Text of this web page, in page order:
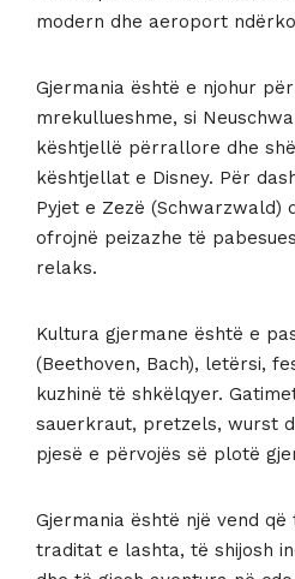
modern dhe aeroport
Gjermania është e njohur
mrekullueshme, si
kështjellë përrallore dhe
kështjellat e Disney. Për
Pyjet e Zezë (Schwarzwald)
ofrojnë peizazhe të
relaks.
Kultura gjermane është e
(Beethoven, Bach), letërsi,
kuzhinë të shkëlqyer.
sauerkraut, pretzels, wurst
pjesë e përvojës së plotë
Gjermania është një vend
traditat e lashta, të shijosh